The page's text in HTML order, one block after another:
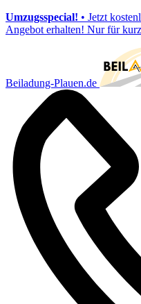
Umzugsspecial! • Jetzt
Angebot erhalten! Nur für
Beiladung-Plauen.de